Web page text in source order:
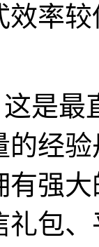
效率
是
的经
有强
礼包